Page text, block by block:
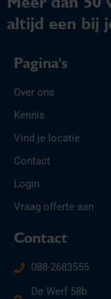
altijd een bij
Pagina's
Over ons
Kennis
Vind je locatie
Contact
Login
Vraag offerte aan
Contact
088-2683555
De Werf 58b